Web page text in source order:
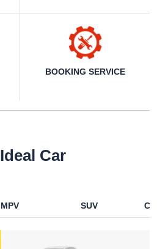
BOOKING SERVICE
Ideal Car
MPV SUV